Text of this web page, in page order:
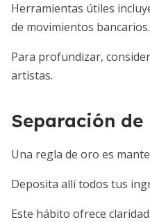
Herramientas útiles
de movimientos bancarios.
Para profundizar,
artistas.
Separación
Una regla de oro es
Deposita allí todos tus
Este hábito ofrece